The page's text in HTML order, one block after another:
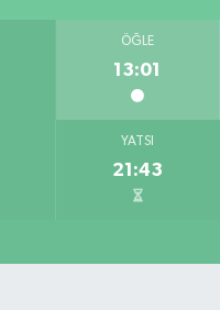
ÖĞLE
13:01
YATSI
21:43